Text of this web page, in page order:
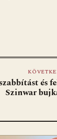
és
Szinwar